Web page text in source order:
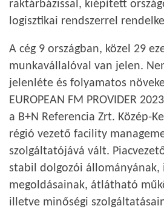
raktárbázissal, kiépített
logisztikai rendszerrel
A cég 9 országban, közel 29
munkavállalóval van jelen.
jelenléte és folyamatos
EUROPEAN FM PROVIDER
a B+N Referencia Zrt. Közép-
régió vezető facility
szolgáltatójává vált.
stabil dolgozói állományának,
megoldásainak, átlátható
illetve minőségi